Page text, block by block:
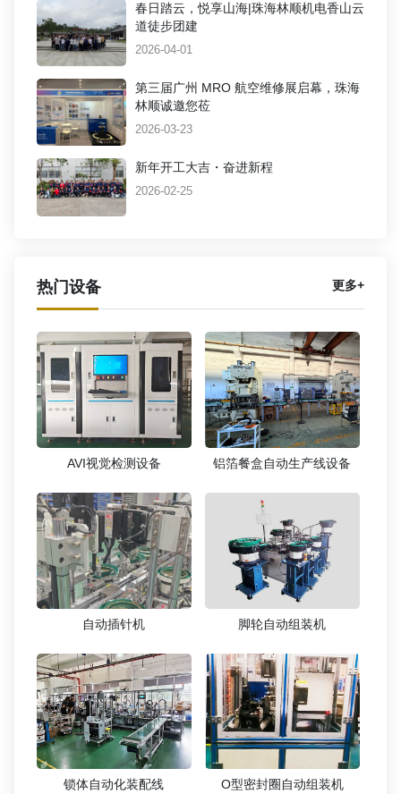
春日踏云，悦享山海|珠海林顺机电香山云
道徒步团建
2026-04-01
第三届广州 MRO 航空维修展启幕，珠海
林顺诚邀您莅
2026-03-23
新年开工大吉・奋进新程
2026-02-25
热门设备 更多+
AVI视觉检测设备 铝箔餐盒自动生产线设备
自动插针机 脚轮自动组装机
锁体自动化装配线 O型密封圈自动组装机